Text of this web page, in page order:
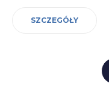
SZCZEGÓŁY